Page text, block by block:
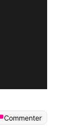
Commenter